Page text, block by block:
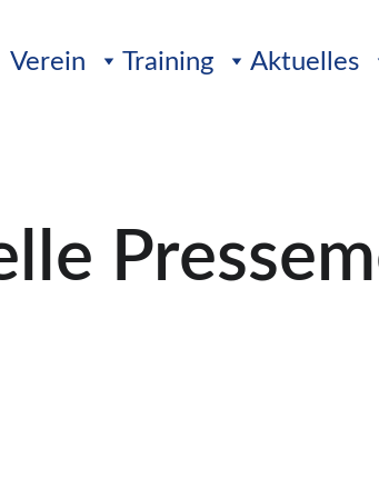
Verein Training Aktuelles